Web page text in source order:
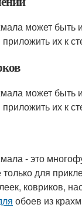
может быть
их к
может быть
их к
- это
для
ковриков,
обоев из